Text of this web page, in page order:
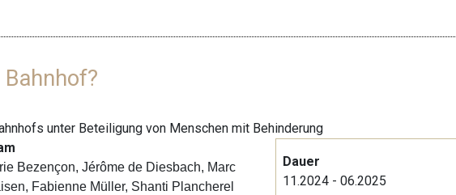
unter Beteiligung von Menschen mit Behinderung
Bezençon, Jérôme de Diesbach, Marc
Fabienne Müller, Shanti Plancherel
Dauer
11.2024 - 06.2025